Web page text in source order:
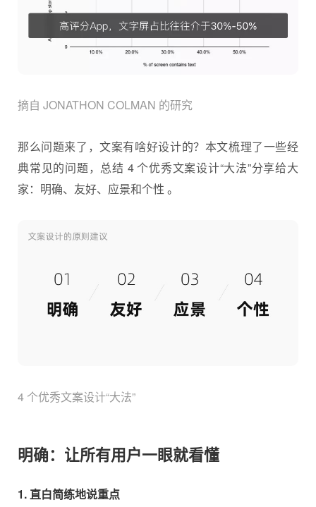
摘自 JONATHON COLMAN 的研究
那么问题来了，文案有啥好设计的？本文梳理了一些经
典常见的问题，总结 4 个优秀文案设计“大法”分享给大
家：明确、友好、应景和个性 。
4 个优秀文案设计“大法”
明确：让所有用户一眼就看懂
1. 直白简练地说重点